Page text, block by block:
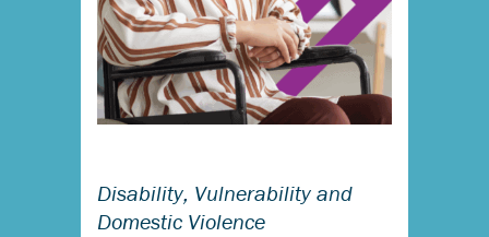
Disability, Vulnerability and
Domestic Violence